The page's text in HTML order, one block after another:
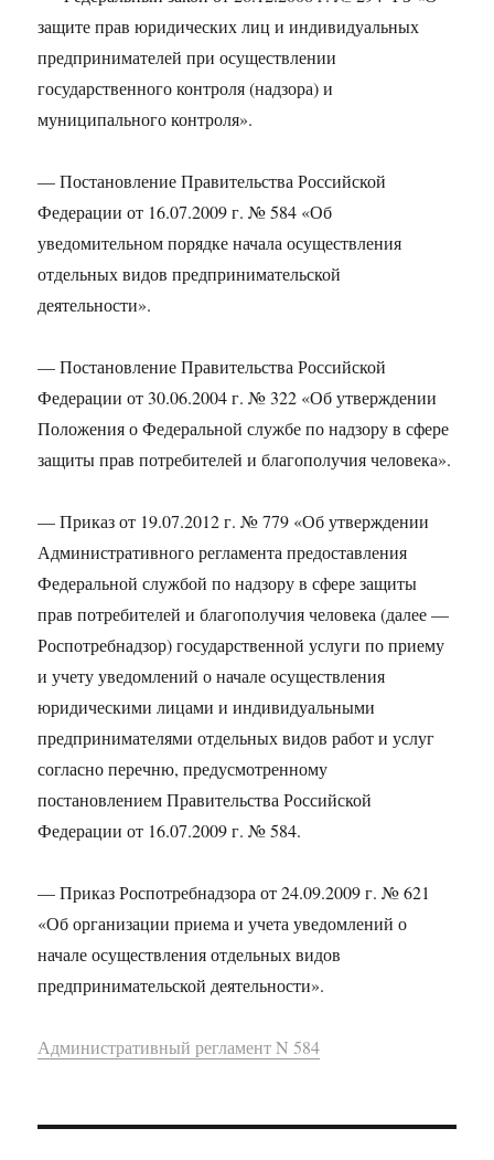
защите прав юридических лиц и индивидуальных
предпринимателей при осуществлении
государственного контроля (надзора) и
муниципального контроля».
— Постановление Правительства Российской
Федерации от 16.07.2009 г. № 584 «Об
уведомительном порядке начала осуществления
отдельных видов предпринимательской
деятельности».
— Постановление Правительства Российской
Федерации от 30.06.2004 г. № 322 «Об утверждении
Положения о Федеральной службе по надзору в сфере
защиты прав потребителей и благополучия человека».
— Приказ от 19.07.2012 г. № 779 «Об утверждении
Административного регламента предоставления
Федеральной службой по надзору в сфере защиты
прав потребителей и благополучия человека (далее —
Роспотребнадзор) государственной услуги по приему
и учету уведомлений о начале осуществления
юридическими лицами и индивидуальными
предпринимателями отдельных видов работ и услуг
согласно перечню, предусмотренному
постановлением Правительства Российской
Федерации от 16.07.2009 г. № 584.
— Приказ Роспотребнадзора от 24.09.2009 г. № 621
«Об организации приема и учета уведомлений о
начале осуществления отдельных видов
предпринимательской деятельности».
Административный регламент N 584